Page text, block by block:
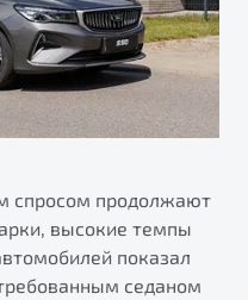
спросом продолжают
высокие темпы
показал
седаном